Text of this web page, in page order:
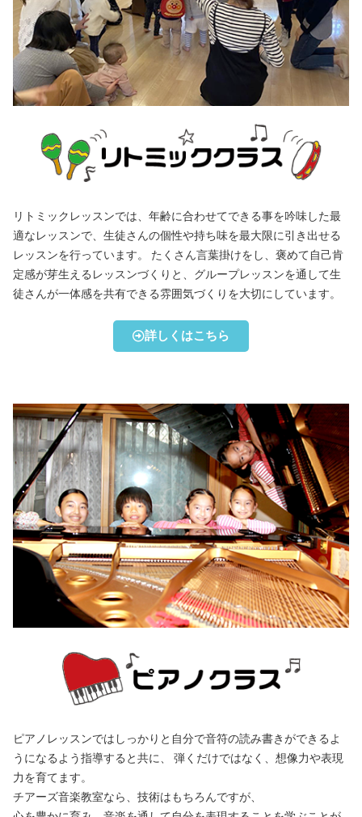
リトミックレッスンでは、年齢に合わせてできる事を吟味した最
適なレッスンで、生徒さんの個性や持ち味を最大限に引き出せる
レッスンを行っています。 たくさん言葉掛けをし、褒めて自己肯
定感が芽生えるレッスンづくりと、グループレッスンを通して生
徒さんが一体感を共有できる雰囲気づくりを大切にしています。
詳しくはこちら
ピアノレッスンではしっかりと自分で音符の読み書きができるよ
うになるよう指導すると共に、 弾くだけではなく、想像力や表現
力を育てます。
チアーズ音楽教室なら、技術はもちろんですが、